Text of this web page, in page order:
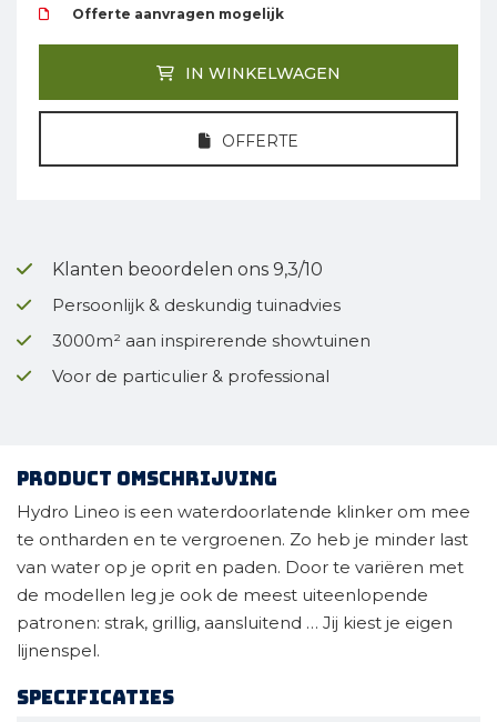
Offerte aanvragen mogelijk
IN WINKELWAGEN
OFFERTE
Klanten beoordelen ons 9,3/10
Persoonlijk & deskundig tuinadvies
3000m² aan inspirerende showtuinen
Voor de particulier & professional
Product omschrijving
Hydro Lineo is een waterdoorlatende klinker om mee
te ontharden en te vergroenen. Zo heb je minder last
van water op je oprit en paden. Door te variëren met
de modellen leg je ook de meest uiteenlopende
patronen: strak, grillig, aansluitend … Jij kiest je eigen
lijnenspel.
Specificaties